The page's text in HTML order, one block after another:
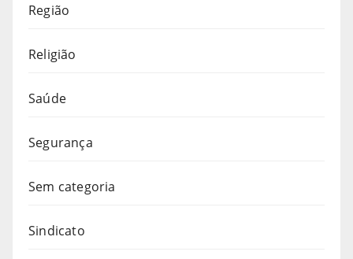
Região
Religião
Saúde
Segurança
Sem categoria
Sindicato